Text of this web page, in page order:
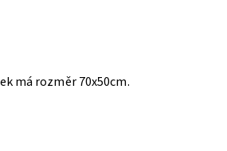
má rozměr 70x50cm.